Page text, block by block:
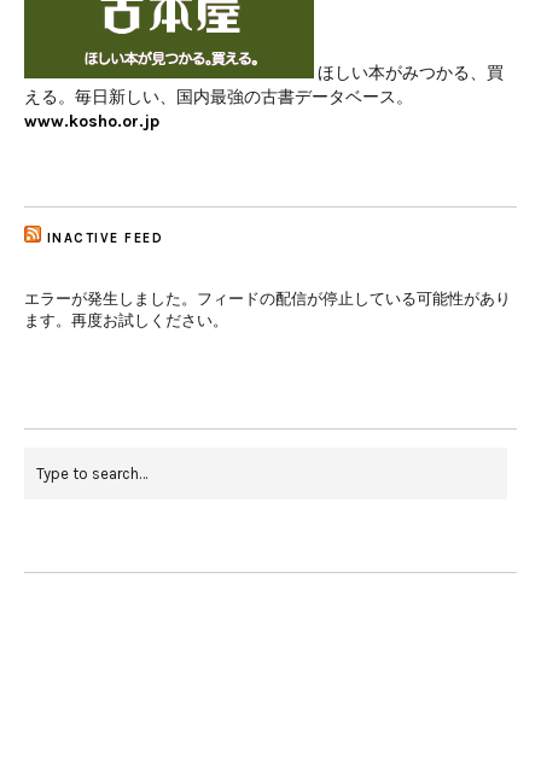
ほしい本がみつかる、買
える。毎日新しい、国内最強の古書データベース。
www.kosho.or.jp
INACTIVE FEED
エラーが発生しました。フィードの配信が停止している可能性があり
ます。再度お試しください。